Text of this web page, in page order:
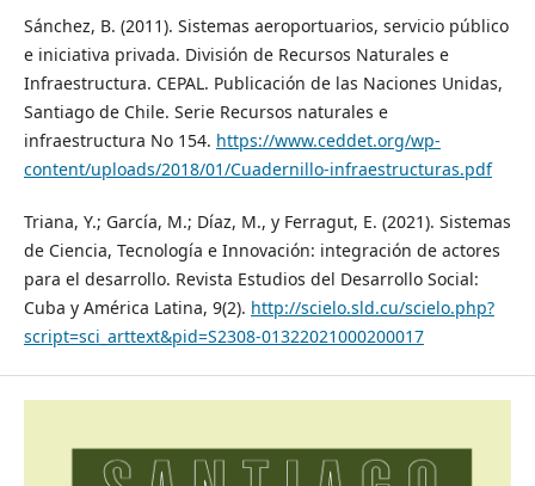
Sánchez, B. (2011). Sistemas aeroportuarios, servicio público
e iniciativa privada. División de Recursos Naturales e
Infraestructura. CEPAL. Publicación de las Naciones Unidas,
Santiago de Chile. Serie Recursos naturales e
infraestructura No 154. https://www.ceddet.org/wp-
content/uploads/2018/01/Cuadernillo-infraestructuras.pdf
Triana, Y.; García, M.; Díaz, M., y Ferragut, E. (2021). Sistemas
de Ciencia, Tecnología e Innovación: integración de actores
para el desarrollo. Revista Estudios del Desarrollo Social:
Cuba y América Latina, 9(2). http://scielo.sld.cu/scielo.php?
script=sci_arttext&pid=S2308-01322021000200017